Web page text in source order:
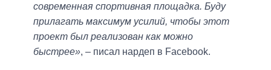
современная спортивная площадка. Буду
прилагать максимум усилий, чтобы этот
проект был реализован как можно
быстрее», – писал нардеп в Facebook.